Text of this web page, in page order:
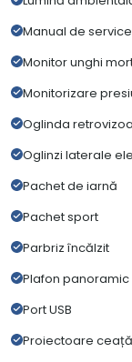
Manual de service
Monitor unghi
Monitorizare
Oglinda
Oglinzi laterale
Pachet de iarnă
Pachet sport
Parbriz încălzit
Plafon panoramic
Port USB
Proiectoare ceață